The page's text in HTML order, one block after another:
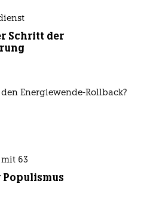
Schritt der
Energiewende-Rollback?
mit 63
Populismus